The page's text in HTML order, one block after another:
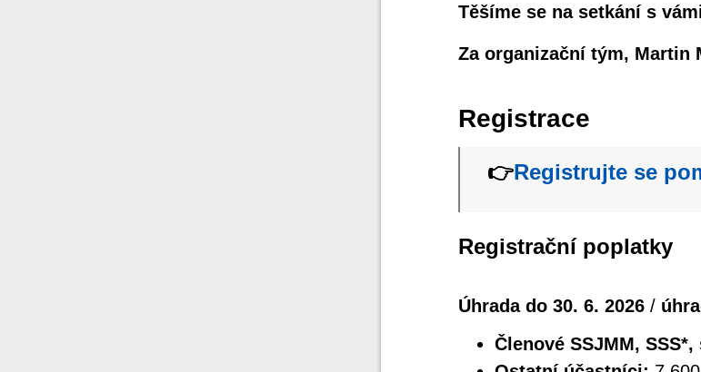
Těšíme se na setkání s
Za organizační tým, Martin
Registrace
👉Registrujte se
Registrační poplatky
Úhrada do 30. 6. 2026/
Členové SSJMM,